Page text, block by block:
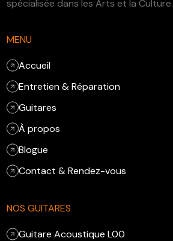
spécialisée dans les Arts et la Culture.
MENU
Accueil
Entretien & Réparation
Guitares
À propos
Blogue
Contact & Rendez-vous
NOS GUITARES
Guitare Acoustique L00